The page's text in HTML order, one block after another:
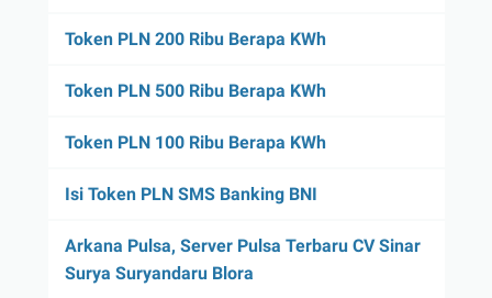
Token PLN 200 Ribu Berapa KWh
Token PLN 500 Ribu Berapa KWh
Token PLN 100 Ribu Berapa KWh
Isi Token PLN SMS Banking BNI
Arkana Pulsa, Server Pulsa Terbaru CV Sinar
Surya Suryandaru Blora